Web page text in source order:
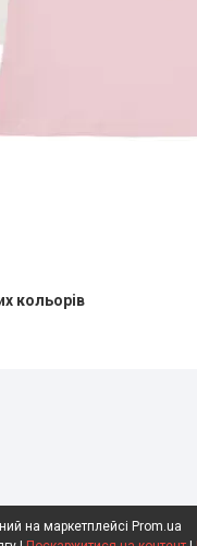
кольорів
на маркетплейсі Prom.ua